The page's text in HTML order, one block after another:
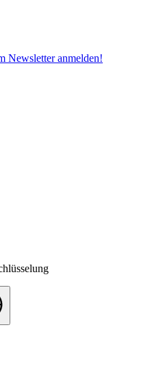
Newsletter anmelden!